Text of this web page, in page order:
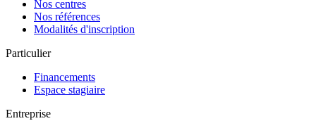
Nos centres
Nos références
Modalités d'inscription
Particulier
Financements
Espace stagiaire
Entreprise